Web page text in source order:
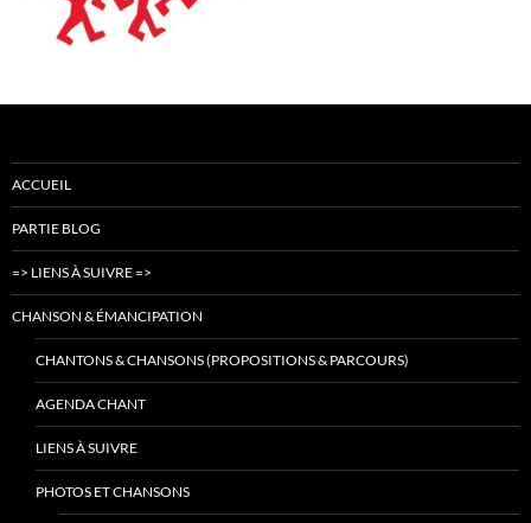
ACCUEIL
PARTIE BLOG
=> LIENS À SUIVRE =>
CHANSON & ÉMANCIPATION
CHANTONS & CHANSONS (PROPOSITIONS & PARCOURS)
AGENDA CHANT
LIENS À SUIVRE
PHOTOS ET CHANSONS